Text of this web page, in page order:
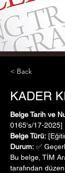
< Back
KADER
Belge Tarih ve
0165's/17-2025]
Belge Türü:
Durum: ✅
Bu belge, TİM
tarafından